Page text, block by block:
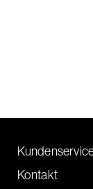
Kontakt